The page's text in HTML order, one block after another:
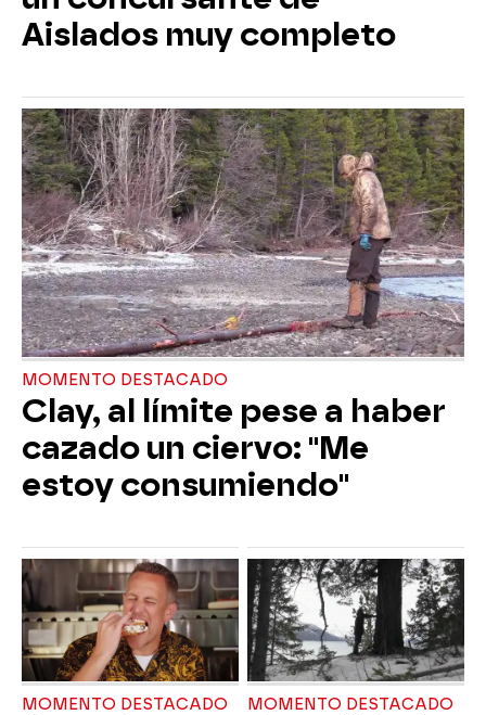
Aislados muy completo
MOMENTO DESTACADO
Clay, al límite pese a haber
cazado un ciervo: "Me
estoy consumiendo"
MOMENTO DESTACADO MOMENTO DESTACADO